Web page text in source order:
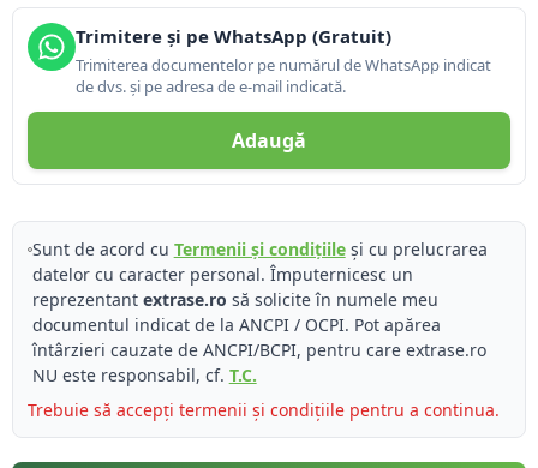
Trimitere și pe WhatsApp (Gratuit)
Trimiterea documentelor pe numărul de WhatsApp indicat
de dvs. și pe adresa de e-mail indicată.
Adaugă
Sunt de acord cu Termenii și condițiileși cu prelucrarea
datelor cu caracter personal. Împuternicesc un
reprezentant extrase.ro să solicite în numele meu
documentul indicat de la ANCPI / OCPI. Pot apărea
întârzieri cauzate de ANCPI/BCPI, pentru care extrase.ro
NU este responsabil, cf. T.C.
Trebuie să accepți termenii și condițiile pentru a continua.